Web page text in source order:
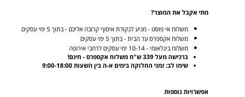
מתי אקבל את המוצר?
משלוח אי פוסט - מגיע לנקודת איסוף קרובה אליכם - בתוך 5 ימי עסקים
משלוח אקספרס עד הבית - בתוך 5 ימי עסקים
משלוח בינלאומי - 10-14 ימי עסקים לרחבי אירופה
ברכישה מעל 339 ש"ח משלוח אקספרס - חינם!
שימו לב: זמני החלוקה בימים א-ה בין השעות 9:00-18:00
אפשרויות נוספות